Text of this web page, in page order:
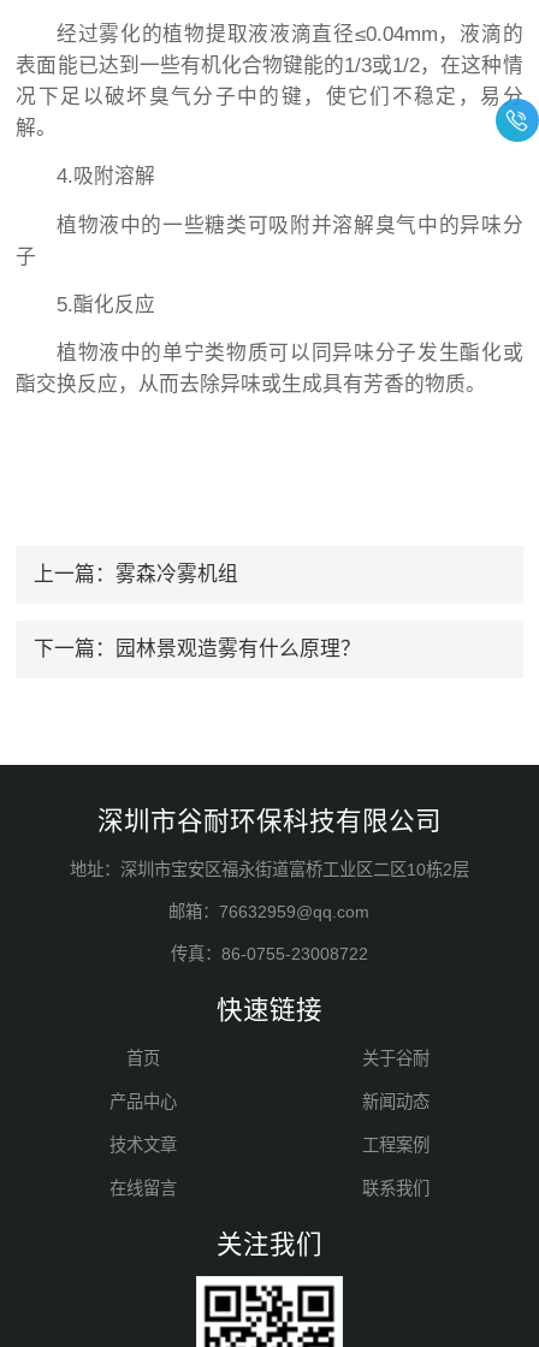
经过雾化的植物提取液液滴直径≤0.04mm，液滴的
表面能已达到一些有机化合物键能的1/3或1/2，在这种情
况下足以破坏臭气分子中的键，使它们不稳定，易分
解。
4.吸附溶解
植物液中的一些糖类可吸附并溶解臭气中的异味分
子
5.酯化反应
植物液中的单宁类物质可以同异味分子发生酯化或
酯交换反应，从而去除异味或生成具有芳香的物质。
上一篇： 雾森冷雾机组
下一篇： 园林景观造雾有什么原理？
深圳市谷耐环保科技有限公司
地址：深圳市宝安区福永街道富桥工业区二区10栋2层
邮箱：76632959@qq.com
传真：86-0755-23008722
快速链接
首页 关于谷耐
产品中心 新闻动态
技术文章 工程案例
在线留言 联系我们
关注我们